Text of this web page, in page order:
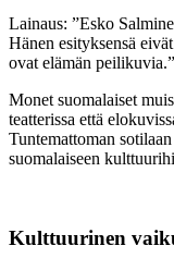
Lainaus: ”Esko
Hänen esityksensä
ovat elämän
Monet suomalaiset
teatterissa että
Tuntemattoman
suomalaiseen
Kulttuurinen